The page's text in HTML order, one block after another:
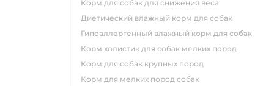
корм для собак для снижения веса
диетический влажный корм для собак
гипоаллергенный влажный корм для собак
корм холистик для собак мелких пород
корм для собак крупных пород
корм для мелких пород собак